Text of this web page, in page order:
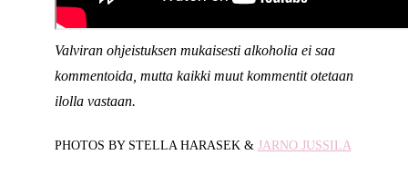
Valviran ohjeistuksen mukaisesti alkoholia ei saa
kommentoida, mutta kaikki muut kommentit otetaan
ilolla vastaan.
PHOTOS BY STELLA HARASEK & JARNO JUSSILA